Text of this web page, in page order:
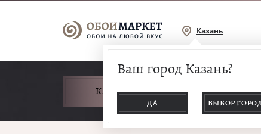
Казань
Ваш город Казань?
ДА ВЫБОР
КАТАЛОГ ТОВАРОВ